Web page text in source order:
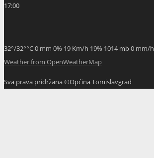
17:00
32°/32°°C0 mm 0% 19 Km/h 19% 1014 mb0 mm/h
Weather from OpenWeatherMap
Sva prava pridržana ©Općina Tomislavgrad